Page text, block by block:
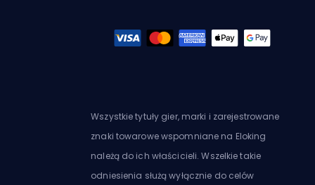
Wszystkie tytuły gier, marki i zarejestrowane
znaki towarowe wspomniane na Eloking
należą do ich właścicieli. Wszelkie takie
odniesienia służą wyłącznie do celów